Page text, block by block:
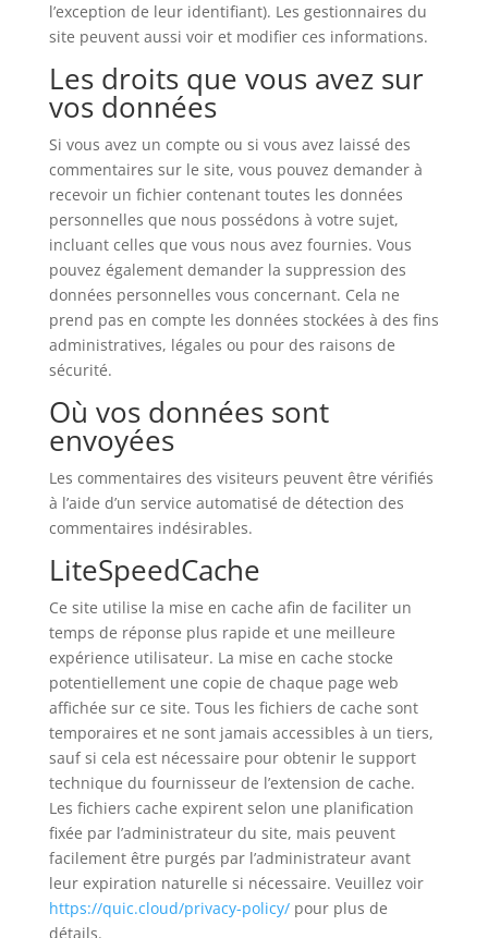
l’exception de leur identifiant). Les gestionnaires du
site peuvent aussi voir et modifier ces informations.
Les droits que vous avez sur
vos données
Si vous avez un compte ou si vous avez laissé des
commentaires sur le site, vous pouvez demander à
recevoir un fichier contenant toutes les données
personnelles que nous possédons à votre sujet,
incluant celles que vous nous avez fournies. Vous
pouvez également demander la suppression des
données personnelles vous concernant. Cela ne
prend pas en compte les données stockées à des fins
administratives, légales ou pour des raisons de
sécurité.
Où vos données sont
envoyées
Les commentaires des visiteurs peuvent être vérifiés
à l’aide d’un service automatisé de détection des
commentaires indésirables.
LiteSpeedCache
Ce site utilise la mise en cache afin de faciliter un
temps de réponse plus rapide et une meilleure
expérience utilisateur. La mise en cache stocke
potentiellement une copie de chaque page web
affichée sur ce site. Tous les fichiers de cache sont
temporaires et ne sont jamais accessibles à un tiers,
sauf si cela est nécessaire pour obtenir le support
technique du fournisseur de l’extension de cache.
Les fichiers cache expirent selon une planification
fixée par l’administrateur du site, mais peuvent
facilement être purgés par l’administrateur avant
leur expiration naturelle si nécessaire. Veuillez voir
https://quic.cloud/privacy-policy/pour plus de
détails.